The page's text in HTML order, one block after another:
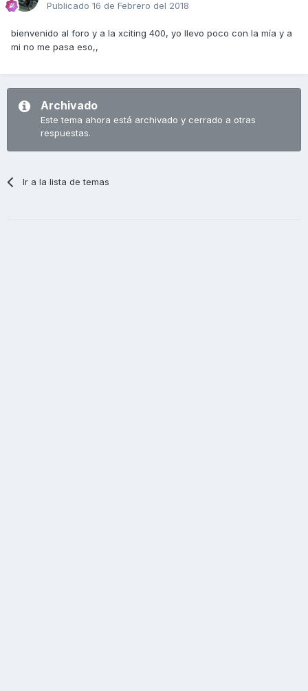
Publicado 16 de Febrero del 2018
bienvenido al foro y a la xciting 400, yo llevo poco con la mía y a
mi no me pasa eso,,
Archivado
Este tema ahora está archivado y cerrado a otras
respuestas.
Ir a la lista de temas